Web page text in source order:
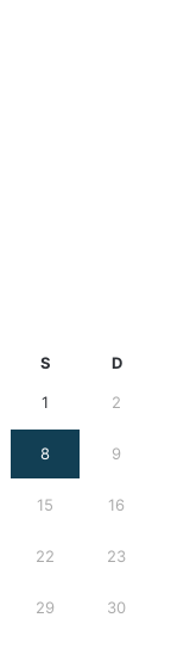
S D
1 2
8 9
15 16
22 23
29 30